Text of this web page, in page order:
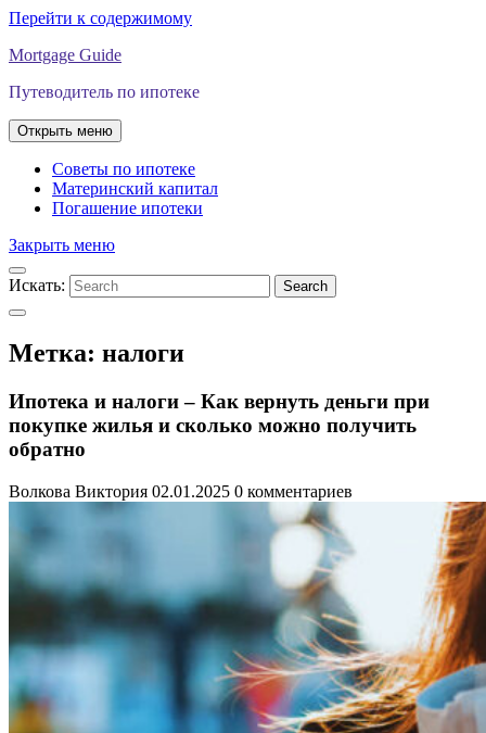
Перейти к содержимому
Mortgage Guide
Путеводитель по ипотеке
Открыть меню
Советы по ипотеке
Материнский капитал
Погашение ипотеки
Закрыть меню
Искать: Search
Метка: налоги
Ипотека и налоги – Как вернуть деньги при
покупке жилья и сколько можно получить
обратно
Волкова Виктория 02.01.2025 0 комментариев